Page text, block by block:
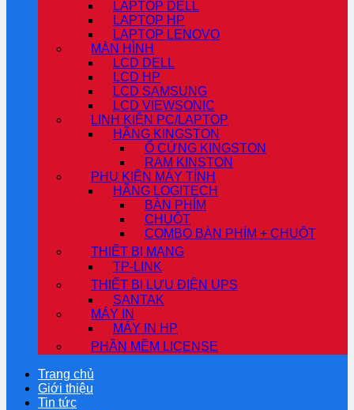
LAPTOP DELL
LAPTOP HP
LAPTOP LENOVO
MÀN HÌNH
LCD DELL
LCD HP
LCD SAMSUNG
LCD VIEWSONIC
LINH KIỆN PC/LAPTOP
HÃNG KINGSTON
Ổ CỨNG KINGSTON
RAM KINSTON
PHỤ KIỆN MÁY TÍNH
HÃNG LOGITECH
BÀN PHÍM
CHUỘT
COMBO BÀN PHÍM + CHUỘT
THIẾT BỊ MẠNG
TP-LINK
THIẾT BỊ LƯU ĐIỆN UPS
SANTAK
MÁY IN
MÁY IN HP
PHẦN MỀM LICENSE
Trang chủ
Giới thiệu
Tin tức